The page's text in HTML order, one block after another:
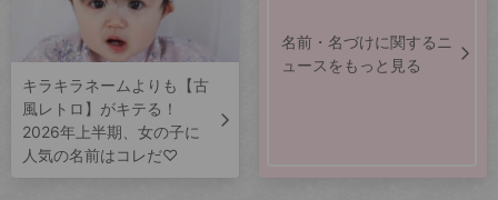
キラキラネームよりも【古
風レトロ】がキテる！
2026年上半期、女の子に
人気の名前はコレだ♡
名前・名づけに関するニ
ュースをもっと見る